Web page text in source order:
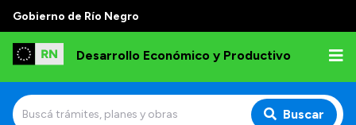
Gobierno de Río Negro
Desarrollo Económico y Productivo
Buscar